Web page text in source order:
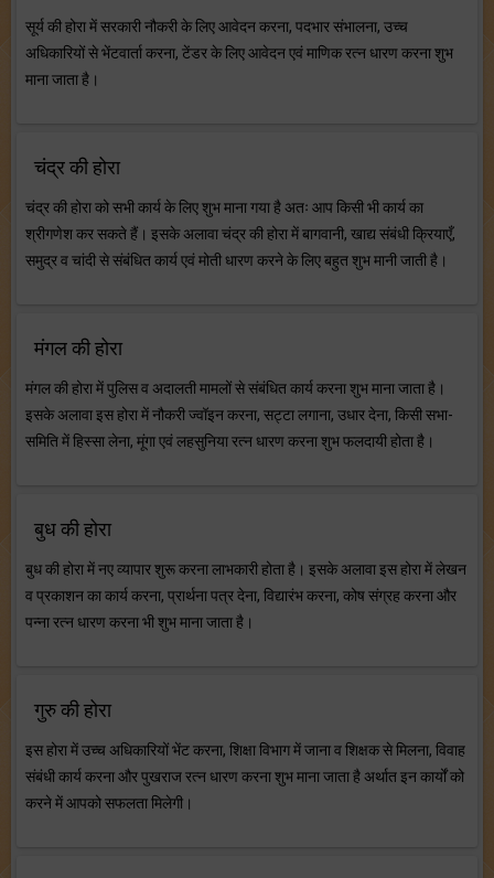
सूर्य की होरा में सरकारी नौकरी के लिए आवेदन करना, पदभार संभालना, उच्च
अधिकारियों से भेंटवार्ता करना, टेंडर के लिए आवेदन एवं माणिक रत्न धारण करना शुभ
माना जाता है।
चंद्र की होरा
चंद्र की होरा को सभी कार्य के लिए शुभ माना गया है अतः आप किसी भी कार्य का
श्रीगणेश कर सकते हैं। इसके अलावा चंद्र की होरा में बागवानी, खाद्य संबंधी क्रियाएँ,
समुद्र व चांदी से संबंधित कार्य एवं मोती धारण करने के लिए बहुत शुभ मानी जाती है।
मंगल की होरा
मंगल की होरा में पुलिस व अदालती मामलों से संबंधित कार्य करना शुभ माना जाता है।
इसके अलावा इस होरा में नौकरी ज्वॉइन करना, सट्टा लगाना, उधार देना, किसी सभा-
समिति में हिस्सा लेना, मूंगा एवं लहसुनिया रत्न धारण करना शुभ फलदायी होता है।
बुध की होरा
बुध की होरा में नए व्यापार शुरू करना लाभकारी होता है। इसके अलावा इस होरा में लेखन
व प्रकाशन का कार्य करना, प्रार्थना पत्र देना, विद्यारंभ करना, कोष संग्रह करना और
पन्ना रत्न धारण करना भी शुभ माना जाता है।
गुरु की होरा
इस होरा में उच्च अधिकारियों भेंट करना, शिक्षा विभाग में जाना व शिक्षक से मिलना, विवाह
संबंधी कार्य करना और पुखराज रत्न धारण करना शुभ माना जाता है अर्थात इन कार्यों को
करने में आपको सफलता मिलेगी।